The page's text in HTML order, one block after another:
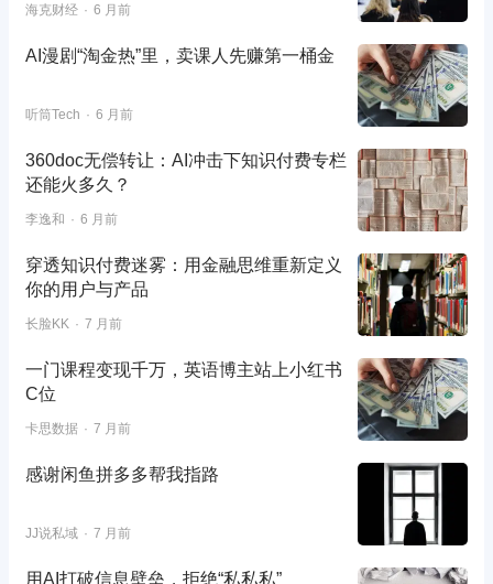
海克财经 6 月前
AI漫剧“淘金热”里，卖课人先赚第一桶金
听筒Tech 6 月前
360doc无偿转让：AI冲击下知识付费专栏
还能火多久？
李逸和 6 月前
穿透知识付费迷雾：用金融思维重新定义
你的用户与产品
长脸KK 7 月前
一门课程变现千万，英语博主站上小红书
C位
卡思数据 7 月前
感谢闲鱼拼多多帮我指路
JJ说私域 7 月前
用AI打破信息壁垒，拒绝“私私私”